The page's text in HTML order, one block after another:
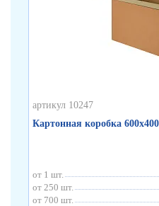
артикул 10247
Картонная коробка
от 1 шт.
от 250 шт.
от 700 шт.